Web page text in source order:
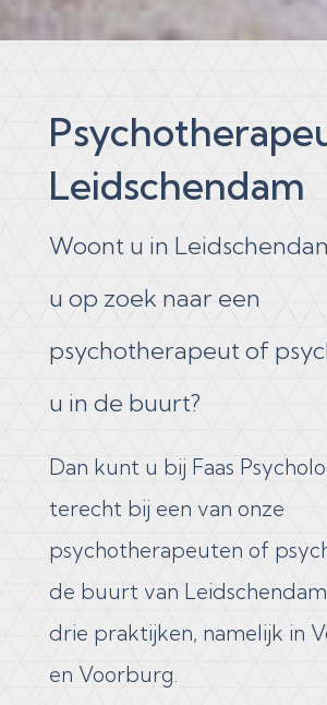
Leidschendam
Woont u in
u op zoek naar een
psychotherapeut of
u in de buurt?
Dan kunt u bij Faas
terecht bij een van onze
psychotherapeuten of
de buurt van​
drie praktijken, namelijk in
en Voorburg.​